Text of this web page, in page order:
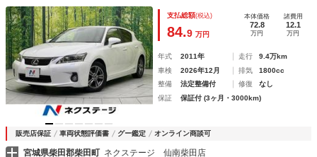
Ｃ クルコン 純正１６インチアルミ オートライト デュア
ルエアコン ＣＤ ＤＶＤ再生 フルセグ パドルシフト フ
ォグライト
支払総額(税込)
84.9 万円
本体価格
72.8
万円
諸費用
12.1
万円
年式 2011年 走行
9.4万km
車検
2026年12月 排気
1800cc
整備
法定整備付 修復
なし
保証
保証付 (3ヶ月・3000km)
販売店保証 車両状態評価書 グー鑑定 オンライン商談可
宮城県柴田郡柴田町 ネクステージ 仙南柴田店